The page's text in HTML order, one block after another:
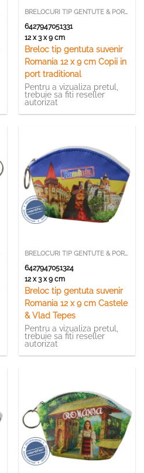
BRELOCURI TIP GENTUTE & PORTCHEI
6427947051331
12 x 3 x 9 cm
Breloc tip gentuta suvenir
Romania 12 x 9 cm Copii in
port traditional
Pentru a vizualiza pretul,
trebuie sa fiti reseller
autorizat
BRELOCURI TIP GENTUTE & PORTCHEI
6427947051324
12 x 3 x 9 cm
Breloc tip gentuta suvenir
Romania 12 x 9 cm Castele
& Vlad Tepes
Pentru a vizualiza pretul,
trebuie sa fiti reseller
autorizat